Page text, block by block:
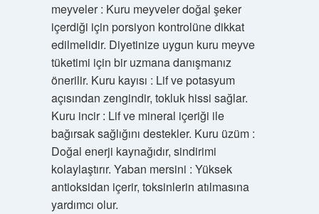
meyveler : Kuru meyveler doğal şeker
içerdiği için porsiyon kontrolüne dikkat
edilmelidir. Diyetinize uygun kuru meyve
tüketimi için bir uzmana danışmanız
önerilir. Kuru kayısı : Lif ve potasyum
açısından zengindir, tokluk hissi sağlar.
Kuru incir : Lif ve mineral içeriği ile
bağırsak sağlığını destekler. Kuru üzüm :
Doğal enerji kaynağıdır, sindirimi
kolaylaştırır. Yaban mersini : Yüksek
antioksidan içerir, toksinlerin atılmasına
yardımcı olur.